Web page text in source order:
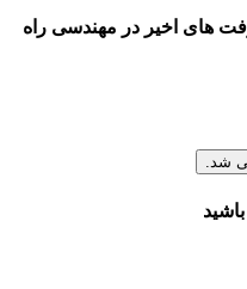
در مهندسی راه